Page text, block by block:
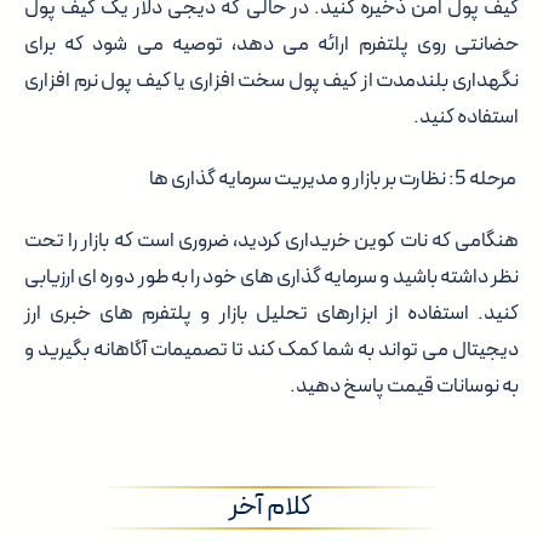
کیف پول امن ذخیره کنید. در حالی که دیجی دلار یک کیف پول
حضانتی روی پلتفرم ارائه می دهد، توصیه می شود که برای
نگهداری بلندمدت از کیف پول سخت افزاری یا کیف پول نرم افزاری
استفاده کنید.
مرحله 5: نظارت بر بازار و مدیریت سرمایه گذاری ها
هنگامی که نات کوین خریداری کردید، ضروری است که بازار را تحت
نظر داشته باشید و سرمایه گذاری های خود را به طور دوره ای ارزیابی
کنید. استفاده از ابزارهای تحلیل بازار و پلتفرم های خبری ارز
دیجیتال می تواند به شما کمک کند تا تصمیمات آگاهانه بگیرید و
به نوسانات قیمت پاسخ دهید.
کلام آخر